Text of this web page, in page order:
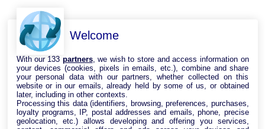
Welcome
With our 133 partners, we wish to store and access information on
your devices (cookies, pixels in emails, etc.), combine and share
your personal data with our partners, whether collected on this
website or in our emails, already held by some of us, or obtained
later, including in other contexts.
Processing this data (identifiers, browsing, preferences, purchases,
loyalty programs, IP, postal addresses and emails, phone, precise
geolocation, etc.) allows developing and offering you services,